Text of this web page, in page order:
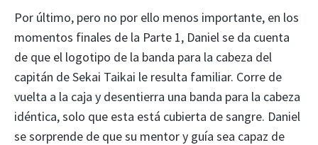
Por último, pero no por ello menos importante, en los
momentos finales de la Parte 1, Daniel se da cuenta
de que el logotipo de la banda para la cabeza del
capitán de Sekai Taikai le resulta familiar. Corre de
vuelta a la caja y desentierra una banda para la cabeza
idéntica, solo que esta está cubierta de sangre. Daniel
se sorprende de que su mentor y guía sea capaz de